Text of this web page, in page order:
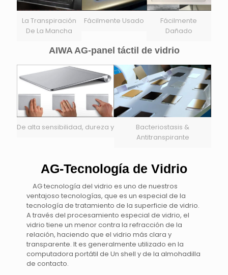
La Transpiración
De La Mancha
Fácilmente Usado
Fácilmente
Dañado
AIWA AG-panel táctil de vidrio
De alta sensibilidad, dureza y
Bacteriostasis &
Antitranspirante
AG-Tecnología de Vidrio
AG tecnología del vidrio es uno de nuestros
ventajoso tecnologías, que es un especial de la
tecnología de tratamiento de la superficie de vidrio.
A través del procesamiento especial de vidrio, el
vidrio tiene un menor contra la refracción de la
relación, haciendo que el vidrio más clara y
transparente. lt es generalmente utilizado en la
computadora portátil de Un shell y de la almohadilla
de contacto.